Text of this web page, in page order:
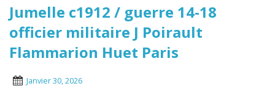
Jumelle c1912 / guerre 14-18
officier militaire J Poirault
Flammarion Huet Paris
Janvier 30, 2026